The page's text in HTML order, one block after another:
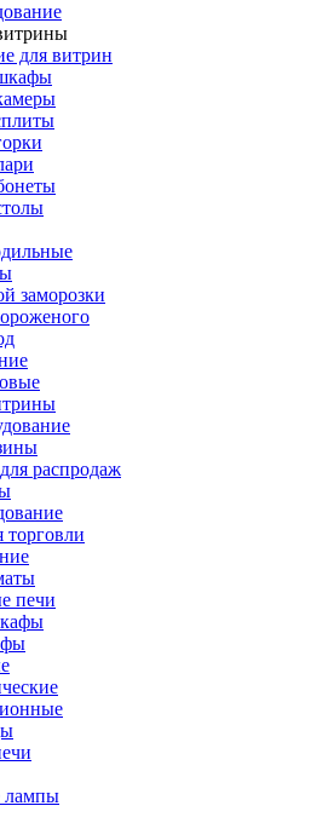
для витрин
заморозки
распродаж
торговли
печи
лампы